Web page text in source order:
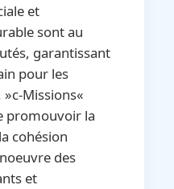
et
sont au
garantissant
pour les
Missions«
promouvoir la
cohésion
des
et